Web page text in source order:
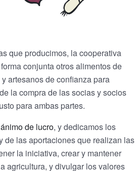
que producimos, la cooperativa
conjunta otros alimentos de
artesanos de confianza para
la compra de las socias y socios
para ambas partes.
de lucro, y dedicamos los
de las aportaciones que realizan las
la iniciativa, crear y mantener
agricultura, y divulgar los valores